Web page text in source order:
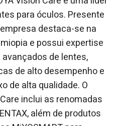
para óculos. Presente
destaca-se na
e possui expertise
de lentes,
de alto desempenho e
de alta qualidade. O
inclui as renomadas
além de produtos